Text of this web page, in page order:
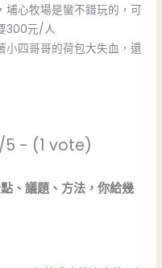
埔心牧場是蠻不錯玩的，可
300元/人
小四哥哥的荷包大失血，還
5 - (1 vote)
、議題、方法，你給幾